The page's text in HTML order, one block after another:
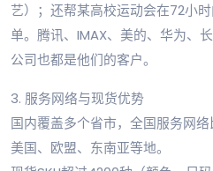
艺）；还帮某高校运动会在72小
单。腾讯、IMAX、美的、华为、
公司也都是他们的客户。
3. 服务网络与现货优势
国内覆盖多个省市，全国服务网
美国、欧盟、东南亚等地。